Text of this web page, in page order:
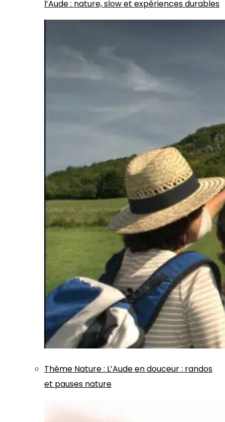
l’Aude : nature, slow et expériences durables
Thème Nature: L’Aude en douceur : randos
et pauses nature